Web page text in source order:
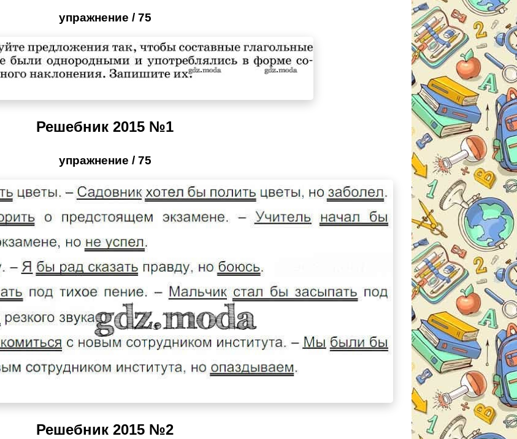
упражнение / 75
Решебник 2015 №1
упражнение / 75
Решебник 2015 №2